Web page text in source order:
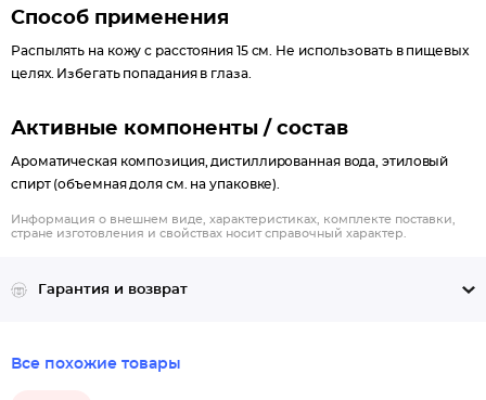
Способ применения
Распылять на кожу с расстояния 15 см. Не использовать в пищевых
целях. Избегать попадания в глаза.
Активные компоненты / состав
Ароматическая композиция, дистиллированная вода, этиловый
спирт (объемная доля см. на упаковке).
Информация о внешнем виде, характеристиках, комплекте поставки,
стране изготовления и свойствах носит справочный характер.
Гарантия и возврат
Все похожие товары